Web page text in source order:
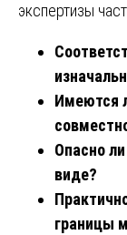
экспертизы
Имеются
Опасно
виде?
границы